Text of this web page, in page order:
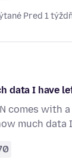
Pred 1
data I have
comes with
much data